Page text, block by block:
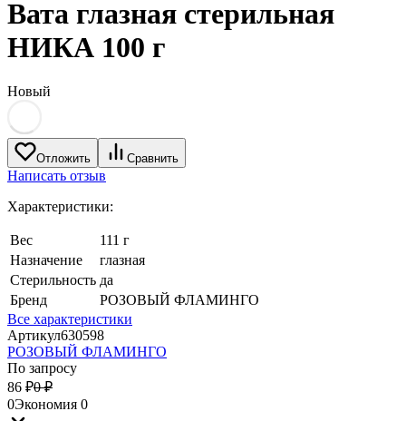
Вата глазная стерильная
НИКА 100 г
Новый
Отложить Сравнить
Написать отзыв
Характеристики:
Вес
111 г
Назначение
глазная
Стерильность да
Бренд
РОЗОВЫЙ ФЛАМИНГО
Все характеристики
Артикул630598
РОЗОВЫЙ ФЛАМИНГО
По запросу
86 ₽0 ₽
0Экономия 0